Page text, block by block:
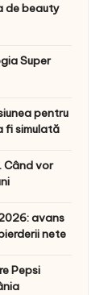
de beauty
Super
pentru
fi simulată
Când vor
avans
nete
Pepsi